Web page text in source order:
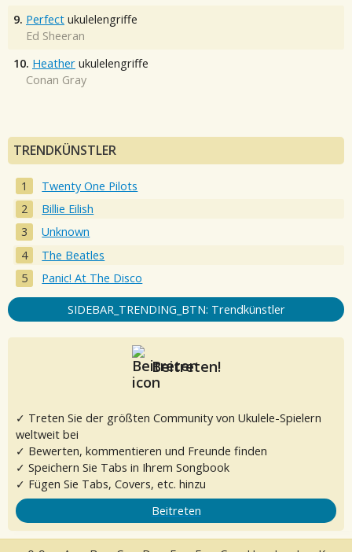
9. Perfect ukulelengriffe
Ed Sheeran
10. Heather ukulelengriffe
Conan Gray
TRENDKÜNSTLER
Twenty One Pilots
Billie Eilish
Unknown
The Beatles
Panic! At The Disco
SIDEBAR_TRENDING_BTN: Trendkünstler
Beitreten!
✓ Treten Sie der größten Community von Ukulele-Spielern
weltweit bei
✓ Bewerten, kommentieren und Freunde finden
✓ Speichern Sie Tabs in Ihrem Songbook
✓ Fügen Sie Tabs, Covers, etc. hinzu
Beitreten